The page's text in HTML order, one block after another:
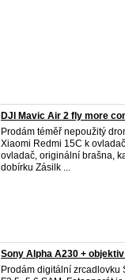
DJI Mavic Air 2 fly more
Prodám téměř nepoužitý
Xiaomi Redmi 15C k
ovladač, originální brašna,
dobírku Zásilk ...
Sony Alpha A230 +
Prodám digitální zrcadlovku